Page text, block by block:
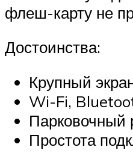
флеш-карту не
Достоинства:
Крупный
Wi-Fi,
Парковочный
Простота